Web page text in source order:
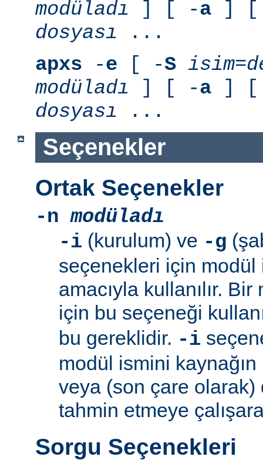
modüladı ] [ -a ] [
dosyası ...
apxs -e [ -S
modüladı ] [ -a ] [
dosyası ...
Seçenekler
Ortak Seçenekler
-n modüladı
-i (kurulum) ve -g
seçenekleri için modül
amacıyla kullanılır.
için bu seçeneği
bu gereklidir. -i
modül ismini
veya (son çare
tahmin etmeye
Sorgu Seçenekleri